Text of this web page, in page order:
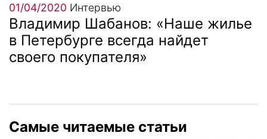
01/04/2020 Интервью
Владимир Шабанов: «Наше жилье
в Петербурге всегда найдет
своего покупателя»
Самые читаемые статьи